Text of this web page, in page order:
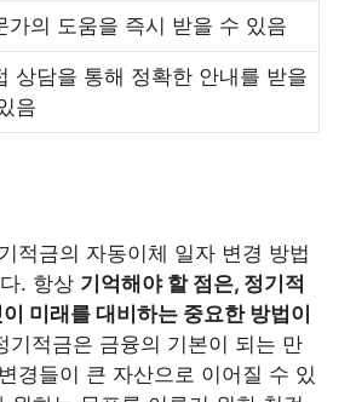
가의 도움을 즉시 받을 수 있음
상담을 통해 정확한 안내를 받을
음
적금의 자동이체 일자 변경 방법
. 항상 기억해야 할 점은, 정기적
미래를 대비하는 중요한 방법이
기적금은 금융의 기본이 되는 만
경들이 큰 자산으로 이어질 수 있